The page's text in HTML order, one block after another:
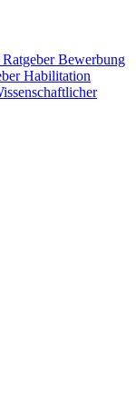
Ratgeber Bewerbung
Habilitation